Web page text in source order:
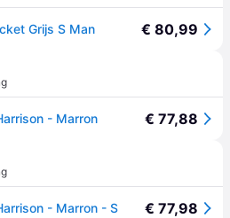
Grijs S Man € 80,99
- Marron € 77,88
- Marron - S € 77,98